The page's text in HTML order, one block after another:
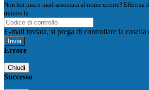
Non hai una e-mail associata al nome utente? Effettua
tramite la
E-mail inviata, si prega di controllare la casella
Errore
Chiudi
Successo